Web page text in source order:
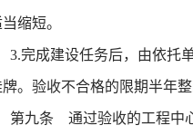
缩短。
3.完成建设任务后，由依托
牌。验收不合格的限期半年
第九条 通过验收的工程中